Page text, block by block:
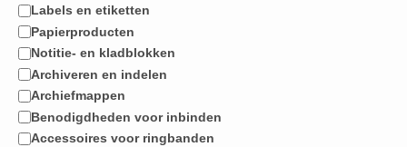
Labels en etiketten
Papierproducten
Notitie- en kladblokken
Archiveren en indelen
Archiefmappen
Benodigdheden voor inbinden
Accessoires voor ringbanden